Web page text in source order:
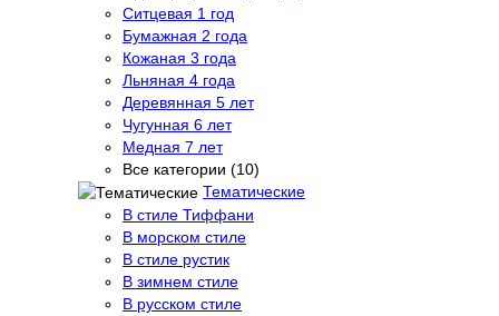
Ситцевая 1 год
Бумажная 2 года
Кожаная 3 года
Льняная 4 года
Деревянная 5 лет
Чугунная 6 лет
Медная 7 лет
Все категории (10)
Тематические
В стиле Тиффани
В морском стиле
В стиле рустик
В зимнем стиле
В русском стиле